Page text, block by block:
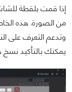
من الصورة. هذه
وتدعم التعرف على
يمكنك بالتأكيد